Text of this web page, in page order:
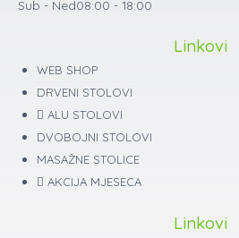
Sub - Ned08:00 - 18:00
Linkovi
WEB SHOP
DRVENI STOLOVI
ALU STOLOVI
DVOBOJNI STOLOVI
MASAŽNE STOLICE
AKCIJA MJESECA
Linkovi